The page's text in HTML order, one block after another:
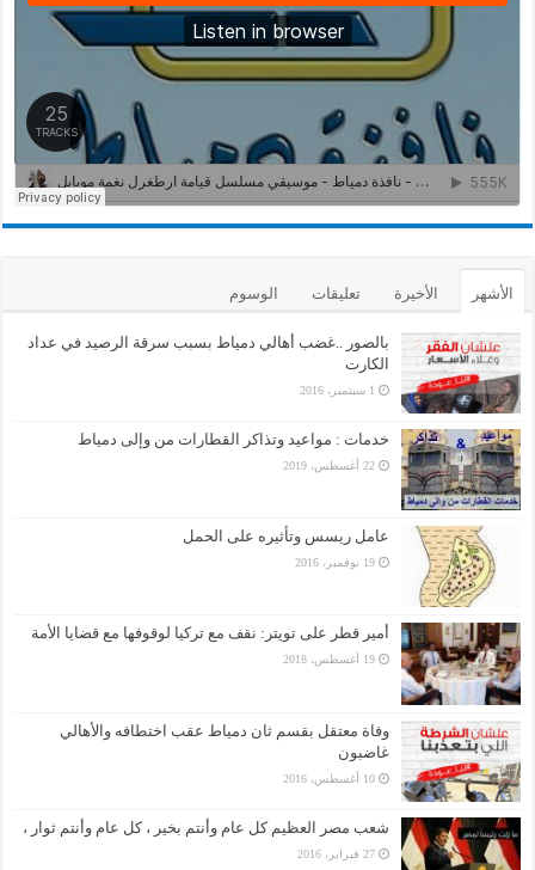
الأشهر الأخيرة تعليقات الوسوم
بالصور ..غضب أهالي دمياط بسبب سرقة الرصيد في عداد
الكارت
1 سبتمبر، 2016
خدمات : مواعيد وتذاكر القطارات من وإلى دمياط
22 أغسطس، 2019
عامل ريسس وتأثيره على الحمل
19 نوفمبر، 2016
أمير قطر على تويتر: نقف مع تركيا لوقوفها مع قضايا الأمة
19 أغسطس، 2018
وفاة معتقل بقسم ثان دمياط عقب اختطافه والأهالي
غاضبون
10 أغسطس، 2016
شعب مصر العظيم كل عام وأنتم بخير ، كل عام وأنتم ثوار ،
27 فبراير، 2016